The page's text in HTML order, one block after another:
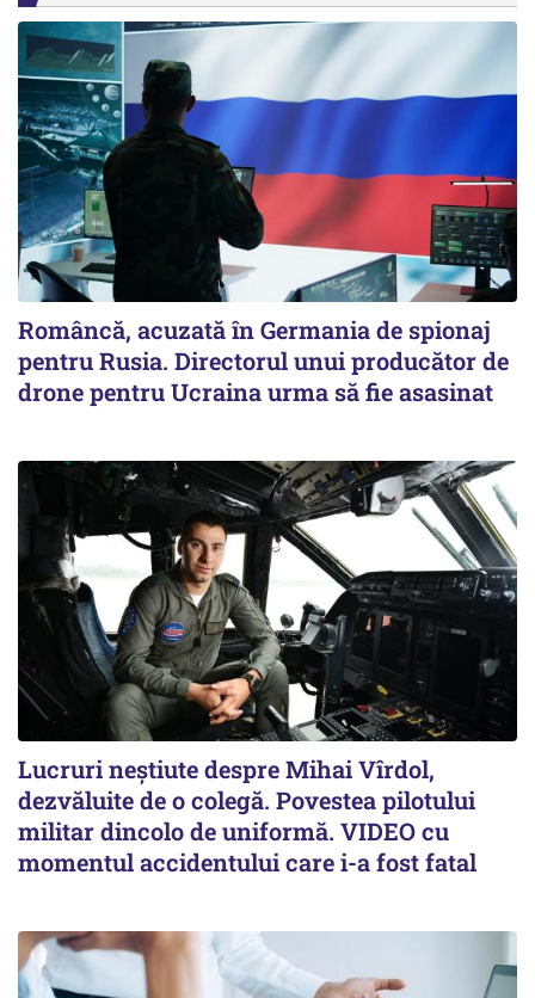
Româncă, acuzată în Germania de spionaj
pentru Rusia. Directorul unui producător de
drone pentru Ucraina urma să fie asasinat
Lucruri neștiute despre Mihai Vîrdol,
dezvăluite de o colegă. Povestea pilotului
militar dincolo de uniformă. VIDEO cu
momentul accidentului care i-a fost fatal